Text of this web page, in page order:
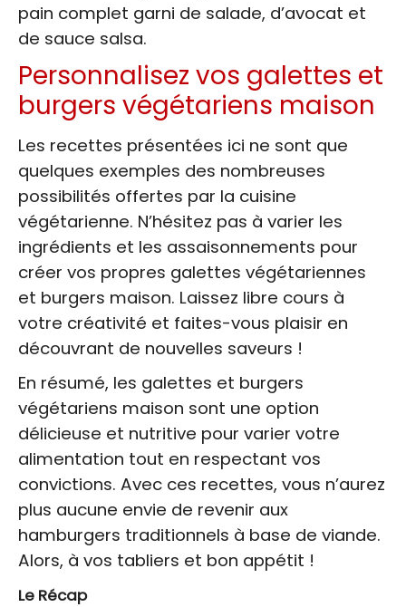
pain complet garni de salade, d’avocat et
de sauce salsa.
Personnalisez vos galettes et
burgers végétariens maison
Les recettes présentées ici ne sont que
quelques exemples des nombreuses
possibilités offertes par la cuisine
végétarienne. N’hésitez pas à varier les
ingrédients et les assaisonnements pour
créer vos propres galettes végétariennes
et burgers maison. Laissez libre cours à
votre créativité et faites-vous plaisir en
découvrant de nouvelles saveurs !
En résumé, les galettes et burgers
végétariens maison sont une option
délicieuse et nutritive pour varier votre
alimentation tout en respectant vos
convictions. Avec ces recettes, vous n’aurez
plus aucune envie de revenir aux
hamburgers traditionnels à base de viande.
Alors, à vos tabliers et bon appétit !
Le Récap